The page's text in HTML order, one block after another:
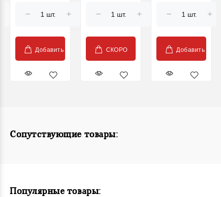
Добавить
семенами
дрожжей, 650 г
СКОРО
тыквенными
без дрожжей,
650 г
Добавить
Сопутствующие товары:
Популярные товары: